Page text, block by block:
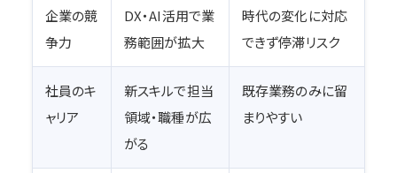
企業の競
争力
DX・AI活用で業
務範囲が拡大
時代の変化に対応
できず停滞リスク
社員のキ
ャリア
新スキルで担当
領域・職種が広
がる
既存業務のみに留
まりやすい